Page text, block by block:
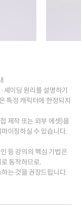
셰이딩 원리를 설명하기
특정 캐릭터에 한정되지
제작 또는 외부 에셋)을
이징하실 수 있습니다.
등 강의의 핵심 기법은
동작하므로,
는 것을 권장드립니다.